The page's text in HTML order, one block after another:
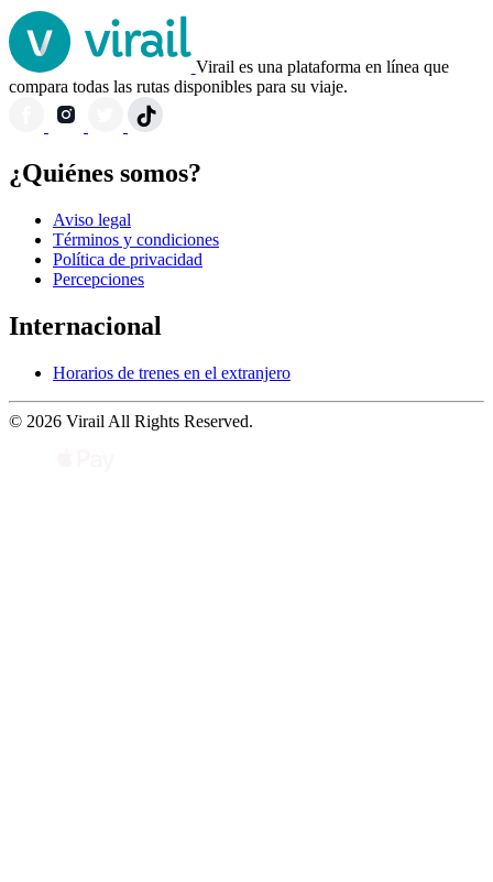
Virail es una plataforma en línea que
compara todas las rutas disponibles para su viaje.
¿Quiénes somos?
Aviso legal
Términos y condiciones
Política de privacidad
Percepciones
Internacional
Horarios de trenes en el extranjero
© 2026 Virail All Rights Reserved.